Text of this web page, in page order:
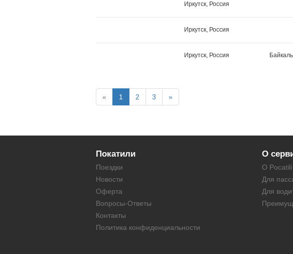
Иркутск, Россия
Иркутск, Россия
Иркутск, Россия
« 1 2 3 »
Покатили
Поездки
Новости
Оферта
Вопросы-Ответы
Контакты
Политика конфиденциальности
О
О Pocatili
Для
Для